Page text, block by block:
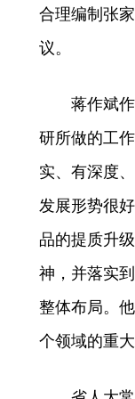
合理编制张
议。
蒋作斌作
研所做的工
实、有深度
发展形势很
品的提质升
神，并落实
整体布局。
个领域的重